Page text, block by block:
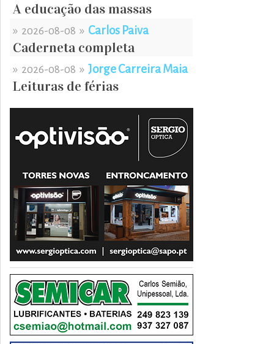
A educação das massas
» 2026-08-08 » Carlos Paiva
Caderneta completa
» 2026-08-08 » Jorge Carreira Maia
Leituras de férias